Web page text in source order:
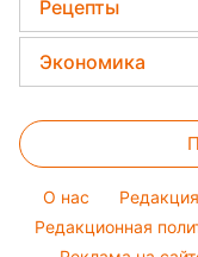
Новости
Новости
Женские
Окрашивание
Красивый
Максим Галкин
Настя Каменских
София Ротару
Ольга Сумская
Филипп
Тесты по
Оптические
Народные
Все о шоу-
Рецепты
Закуски
Салаты
Простые блюда
Легкие десерты
Напитки
Праздничное
Экономика
Денежная
Тарифы
Курс валют
O нас Редакция
Редакционная